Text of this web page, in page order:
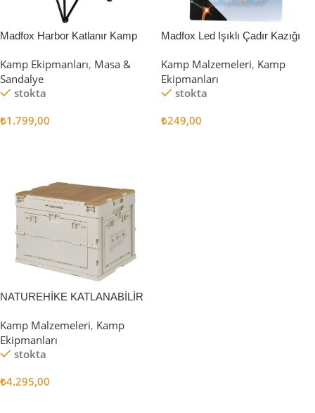
Madfox Harbor Katlanır Kamp
Kamp Ekipmanları, Masa &
Sandalye
stokta
₺1.799,00
Madfox Led Işıklı Çadır Kazığı
Kamp Malzemeleri, Kamp
Ekipmanları
stokta
₺249,00
NATUREHİKE KATLANABİLİR
Kamp Malzemeleri, Kamp
Ekipmanları
stokta
₺4.295,00